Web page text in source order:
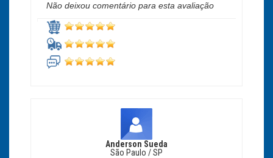
Não deixou comentário para esta avaliação
Anderson Sueda
São Paulo / SP